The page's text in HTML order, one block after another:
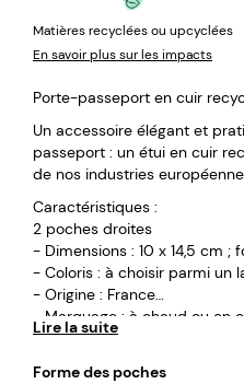
Matières recyclées ou upcyclées
En savoir plus sur les impacts
Porte-passeport en cuir
Un accessoire élégant et
passeport : un étui en cuir
de nos industries
Caractéristiques :
2 poches droites
- Dimensions : 10 x 14,5 cm ;
- Coloris : à choisir parmi un
- Origine : France
- Marquage : à chaud ou en
Lire la suite
Forme des poches